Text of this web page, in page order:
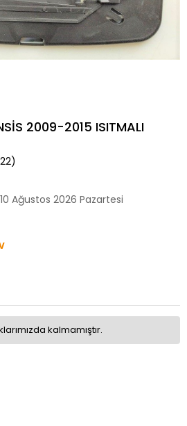
2009-2015 ISITMALI
10 Ağustos 2026 Pazartesi
kalmamıştır.